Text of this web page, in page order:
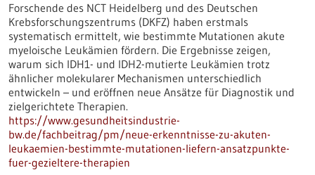
Forschende des NCT Heidelberg und des Deutschen
Krebsforschungszentrums (DKFZ) haben erstmals
systematisch ermittelt, wie bestimmte Mutationen akute
myeloische Leukämien fördern. Die Ergebnisse zeigen,
warum sich IDH1- und IDH2-mutierte Leukämien trotz
ähnlicher molekularer Mechanismen unterschiedlich
entwickeln – und eröffnen neue Ansätze für Diagnostik und
zielgerichtete Therapien.
https://www.gesundheitsindustrie-
bw.de/fachbeitrag/pm/neue-erkenntnisse-zu-akuten-
leukaemien-bestimmte-mutationen-liefern-ansatzpunkte-
fuer-gezieltere-therapien